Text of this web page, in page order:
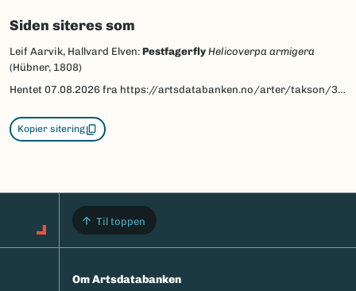
Siden siteres som
Leif Aarvik, Hallvard Elven: Pestfagerfly Helicoverpa armigera
(Hübner, 1808)
Hentet 07.08.2026 fra https://artsdatabanken.no/arter/takson/30634/beskrivelse
Kopier sitering
Til toppen
Om Artsdatabanken